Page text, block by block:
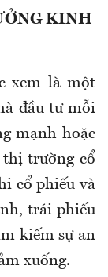
KINH
xem là một
đầu tư mỗi
mạnh hoặc
trường cổ
cổ phiếu và
trái phiếu
kiếm sự an
xuống.